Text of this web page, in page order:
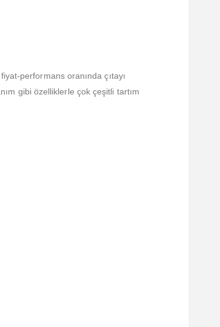
performans oranında çıtayı
gibi özelliklerle çok çeşitli tartım